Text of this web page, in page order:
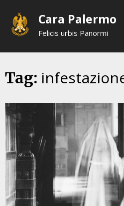
content
Cara Palermo
Felicis urbis Panormi
Tag: